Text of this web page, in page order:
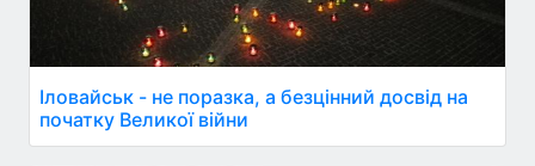
Іловайськ - не поразка, а безцінний досвід на
початку Великої війни